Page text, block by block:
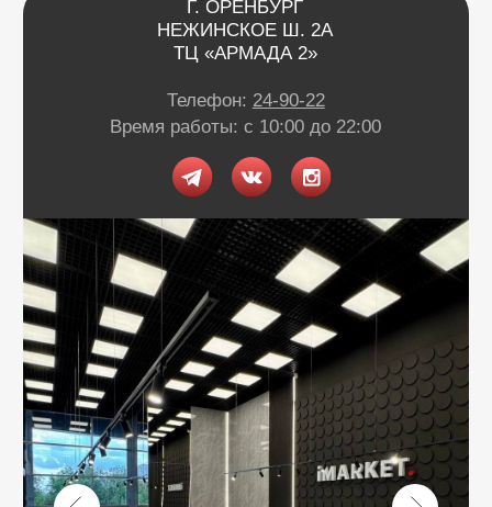
+7
Нужна консультация?
Обратная связь
Оставьте заявку и мы свяжемся
с вами в ближайшее время